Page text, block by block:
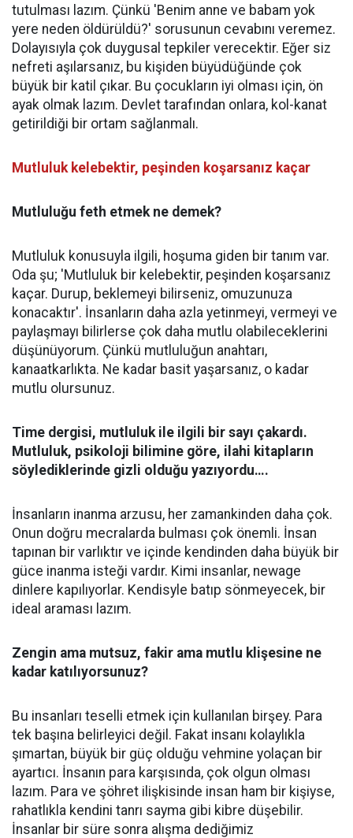
tutulması lazım. Çünkü 'Benim anne ve babam yok
yere neden öldürüldü?' sorusunun cevabını veremez.
Dolayısıyla çok duygusal tepkiler verecektir. Eğer siz
nefreti aşılarsanız, bu kişiden büyüdüğünde çok
büyük bir katil çıkar. Bu çocukların iyi olması için, ön
ayak olmak lazım. Devlet tarafından onlara, kol-kanat
getirildiği bir ortam sağlanmalı.
Mutluluk kelebektir, peşinden koşarsanız kaçar
Mutluluğu feth etmek ne demek?
Mutluluk konusuyla ilgili, hoşuma giden bir tanım var.
Oda şu; 'Mutluluk bir kelebektir, peşinden koşarsanız
kaçar. Durup, beklemeyi bilirseniz, omuzunuza
konacaktır'. İnsanların daha azla yetinmeyi, vermeyi ve
paylaşmayı bilirlerse çok daha mutlu olabileceklerini
düşünüyorum. Çünkü mutluluğun anahtarı,
kanaatkarlıkta. Ne kadar basit yaşarsanız, o kadar
mutlu olursunuz.
Time dergisi, mutluluk ile ilgili bir sayı çakardı.
Mutluluk, psikoloji bilimine göre, ilahi kitapların
söylediklerinde gizli olduğu yazıyordu….
İnsanların inanma arzusu, her zamankinden daha çok.
Onun doğru mecralarda bulması çok önemli. İnsan
tapınan bir varlıktır ve içinde kendinden daha büyük bir
güce inanma isteği vardır. Kimi insanlar, newage
dinlere kapılıyorlar. Kendisyle batıp sönmeyecek, bir
ideal araması lazım.
Zengin ama mutsuz, fakir ama mutlu klişesine ne
kadar katılıyorsunuz?
Bu insanları teselli etmek için kullanılan birşey. Para
tek başına belirleyici değil. Fakat insanı kolaylıkla
şımartan, büyük bir güç olduğu vehmine yolaçan bir
ayartıcı. İnsanın para karşısında, çok olgun olması
lazım. Para ve şöhret ilişkisinde insan ham bir kişiyse,
rahatlıkla kendini tanrı sayma gibi kibre düşebilir.
İnsanlar bir süre sonra alışma dediğimiz